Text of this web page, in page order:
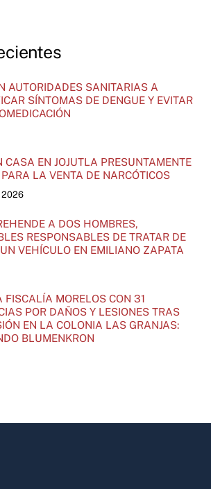
AUTORIDADES SANITARIAS A
SÍNTOMAS DE DENGUE Y EVITAR
CASA EN JOJUTLA PRESUNTAMENTE
LA VENTA DE NARCÓTICOS
2026
A DOS HOMBRES,
RESPONSABLES DE TRATAR DE
VEHÍCULO EN EMILIANO ZAPATA
FISCALÍA MORELOS CON 31
POR DAÑOS Y LESIONES TRAS
EN LA COLONIA LAS GRANJAS:
BLUMENKRON